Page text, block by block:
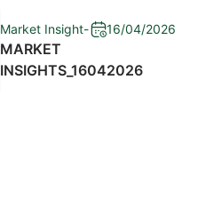
Market Insight- 16/04/2026
MARKET
INSIGHTS_16042026